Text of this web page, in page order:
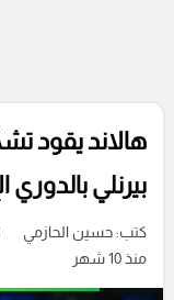
هالاند يقود
بيرنلي بالدوري
كتب:حسين الحازمي
منذ 10 شهر